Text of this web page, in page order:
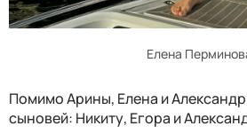
Елена
Помимо Арины, Елена и
сыновей: Никиту, Егора и